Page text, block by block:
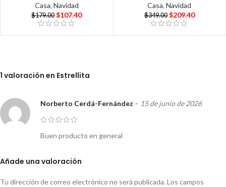
Casa, Navidad
$179.00 $107.40
Casa,Navidad
$349.00 $209.40
1 valoración en Estrellita
Norberto Cerdá-Fernández – 15 de junio de 2026
Buen producto en general
Añade una valoración
Tu dirección de correo electrónico no será publicada. Los campos